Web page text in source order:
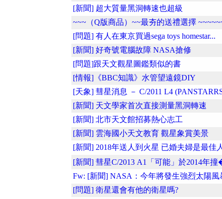
[新聞] 超大質量黑洞轉速也超級
~~~（Q版商品）~~最夯的送禮選擇
[問題] 有人在東京買過sega toys homestar...
[新聞] 好奇號電腦故障 NASA搶修
[問題]跟天文觀星圖鑑類似的書
[情報]《BBC知識》水管望遠鏡DIY
[天象] 彗星消息 － C/2011 L4
[新聞] 天文學家首次直接測量黑洞轉速
[新聞] 北市天文館招募熱心志工
[新聞] 雲海國小天文教育 觀星象賞美景
[新聞] 2018年送人到火星 已婚夫婦是最佳
[新聞] 彗星C/2013 A1「可能」於2014年
Fw: [新聞] NASA：今年將發生強烈太陽風
[問題] 衛星還會有他的衛星嗎?